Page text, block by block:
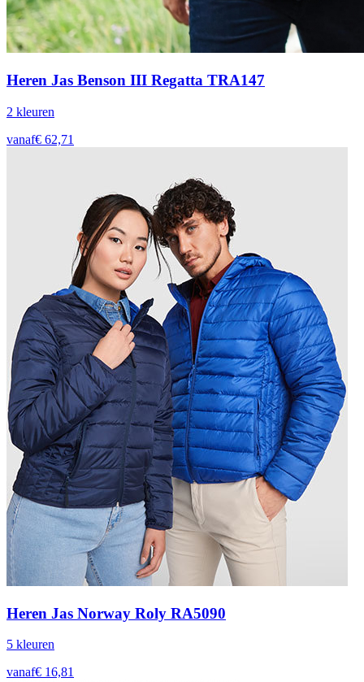
Heren Jas Benson III Regatta TRA147
2 kleuren
vanaf€ 62,71
Heren Jas Norway Roly RA5090
5 kleuren
vanaf€ 16,81